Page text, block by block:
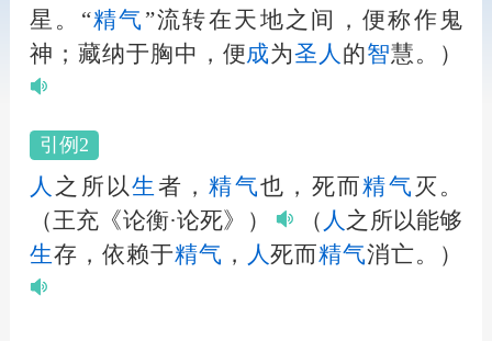
星。“精气 ”流转在天地之间，便称作鬼
神；藏纳于胸中，便成为圣 人 的智慧。）
引例2
人 之所以生 者，精气也，死而精气 灭。
（王充《论衡·论死》）
（ 人 之所以能够
生存，依赖于精气 ， 人死而精气消亡。）